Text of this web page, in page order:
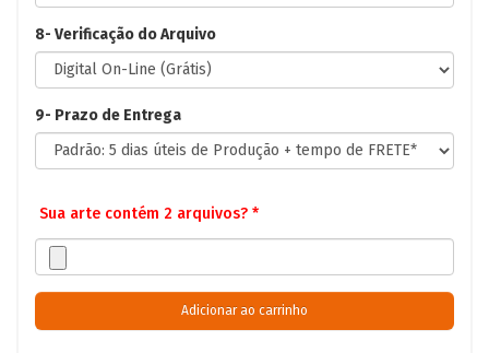
8- Verificação do Arquivo
9- Prazo de Entrega
Sua arte contém 2 arquivos? *